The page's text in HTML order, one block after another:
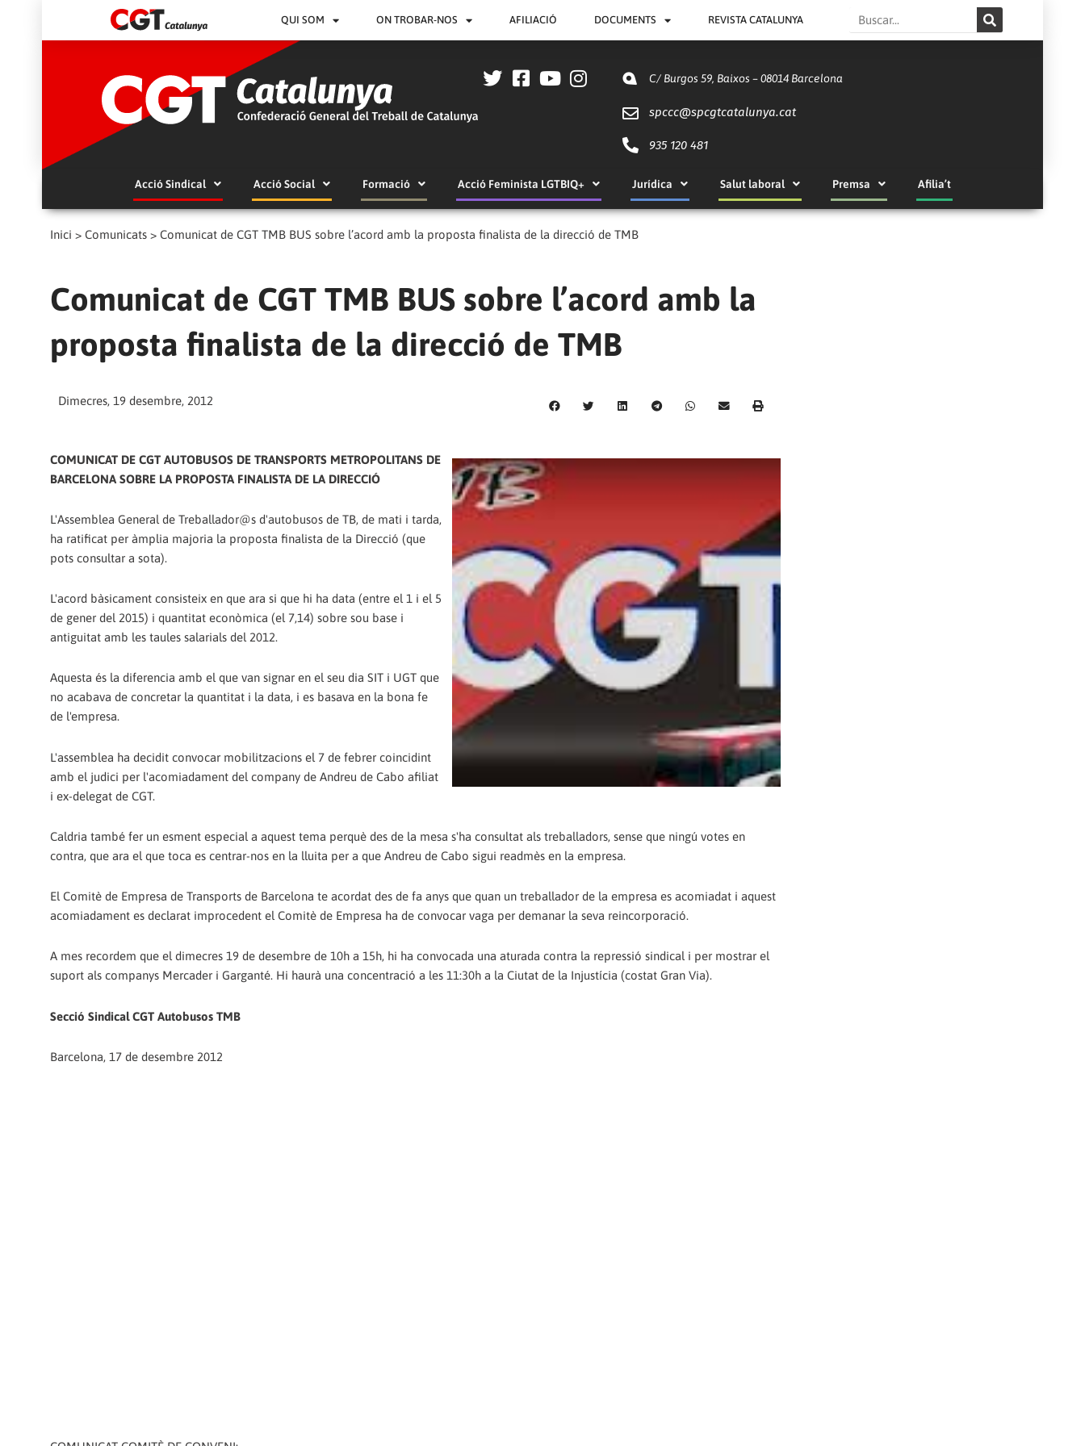
QUI SOM ON TROBAR-NOS AFILIACIÓ DOCUMENTS REVISTA CATALUNYA Search
C/ Burgos 59, Baixos – 08014 Barcelona
spccc@spcgtcatalunya.cat
935 120 481
Acció Sindical Acció Social Formació Acció Feminista LGTBIQ+ Jurídica Salut laboral Premsa Afilia’t
Inici > Comunicats > Comunicat de CGT TMB BUS sobre l’acord amb la proposta finalista de la direcció de TMB
Comunicat de CGT TMB BUS sobre l’acord amb la
proposta finalista de la direcció de TMB
Dimecres, 19 desembre, 2012
COMUNICAT DE CGT AUTOBUSOS DE TRANSPORTS METROPOLITANS DE
BARCELONA SOBRE LA PROPOSTA FINALISTA DE LA DIRECCIÓ
L'Assemblea General de Treballador@s d'autobusos de TB, de mati i tarda,
ha ratificat per àmplia majoria la proposta finalista de la Direcció (que
pots consultar a sota).
L'acord bàsicament consisteix en que ara si que hi ha data (entre el 1 i el 5
de gener del 2015) i quantitat econòmica (el 7,14) sobre sou base i
antiguitat amb les taules salarials del 2012.
Aquesta és la diferencia amb el que van signar en el seu dia SIT i UGT que
no acabava de concretar la quantitat i la data, i es basava en la bona fe
de l'empresa.
L'assemblea ha decidit convocar mobilitzacions el 7 de febrer coincidint
amb el judici per l'acomiadament del company de Andreu de Cabo afiliat
i ex-delegat de CGT.
Caldria també fer un esment especial a aquest tema perquè des de la mesa s'ha consultat als treballadors, sense que ningú votes en
contra, que ara el que toca es centrar-nos en la lluita per a que Andreu de Cabo sigui readmès en la empresa.
El Comitè de Empresa de Transports de Barcelona te acordat des de fa anys que quan un treballador de la empresa es acomiadat i aquest
acomiadament es declarat improcedent el Comitè de Empresa ha de convocar vaga per demanar la seva reincorporació.
A mes recordem que el dimecres 19 de desembre de 10h a 15h, hi ha convocada una aturada contra la repressió sindical i per mostrar el
suport als companys Mercader i Garganté. Hi haurà una concentració a les 11:30h a la Ciutat de la Injustícia (costat Gran Via).
Secció Sindical CGT Autobusos TMB
Barcelona, 17 de desembre 2012